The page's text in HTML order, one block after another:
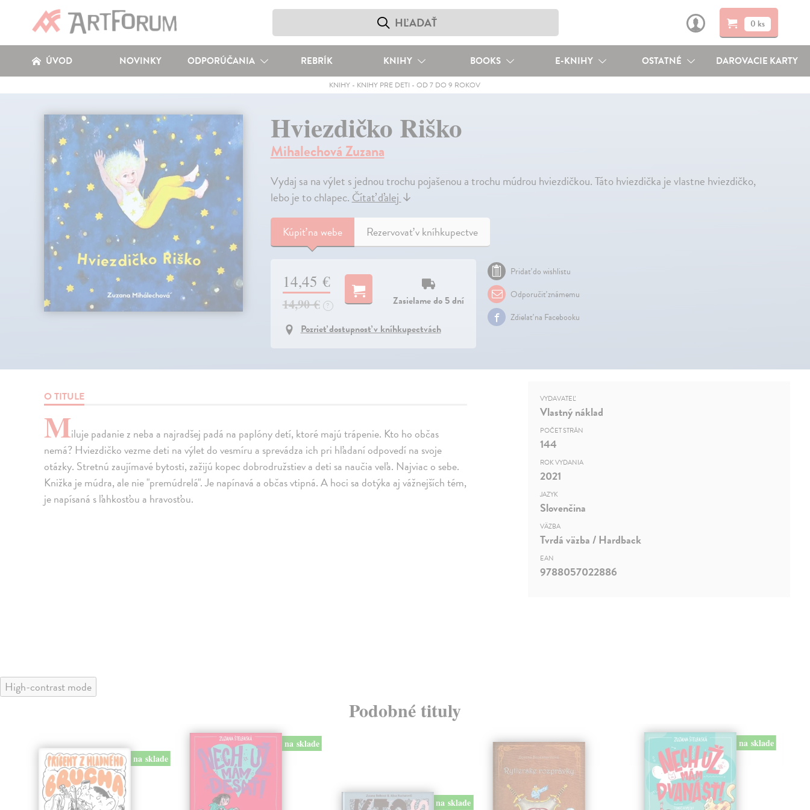
0 ks
ÚVOD NOVINKY ODPORÚČANIA REBRÍK KNIHY BOOKS E-KNIHY OSTATNÉ DAROVACIE KARTY
KNIHY - KNIHY PRE DETI -OD 7 DO 9 ROKOV
Hviezdičko Riško
Mihalechová Zuzana
Vydaj sa na výlet s jednou trochu pojašenou a trochu múdrou hviezdičkou. Táto hviezdička je vlastne hviezdičko,
lebo je to chlapec.Čítať ďalej↓
Kúpiťna webe Rezervovať v kníhkupectve
14,45 €
14,90 € ?
Zasielame do 5 dní
Pozrieť dostupnosť v kníhkupectvách
Pridať do wishlistu
Odporučiť známemu
Zdielať na Facebooku
O TITULE
Miluje padanie z neba a najradšej padá na paplóny detí, ktoré majú trápenie. Kto ho občas
nemá? Hviezdičko vezme deti na výlet do vesmíru a sprevádza ich pri hľadaní odpovedí na svoje
otázky. Stretnú zaujímavé bytosti, zažijú kopec dobrodružstiev a deti sa naučia veľa. Najviac o sebe.
Knižka je múdra, ale nie "premúdrelá". Je napínavá a občas vtipná. A hoci sa dotýka aj vážnejších tém,
je napísaná s ľahkosťou a hravosťou.
VYDAVATEĽ
Vlastný náklad
POČET STRÁN
144
ROK VYDANIA
2021
JAZYK
Slovenčina
VÄZBA
Tvrdá väzba / Hardback
EAN
9788057022886
High-contrast mode
Podobné tituly
na sklade
na sklade
na sklade
na sklade